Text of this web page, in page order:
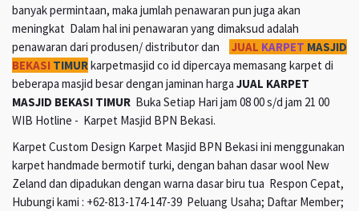
banyak permintaan, maka jumlah penawaran pun juga akan
meningkat Dalam hal ini penawaran yang dimaksud adalah
penawaran dari produsen/ distributor dan
JUAL KARPET MASJID
BEKASI TIMURkarpetmasjid co id dipercaya memasang karpet di
beberapa masjid besar dengan jaminan harga JUAL KARPET
MASJID BEKASI TIMUR Buka Setiap Hari jam 08 00 s/d jam 21 00
WIB Hotline - Karpet Masjid BPN Bekasi.
Karpet Custom Design Karpet Masjid BPN Bekasi ini menggunakan
karpet handmade bermotif turki, dengan bahan dasar wool New
Zeland dan dipadukan dengan warna dasar biru tua Respon Cepat,
Hubungi kami : +62-813-174-147-39 Peluang Usaha; Daftar Member;